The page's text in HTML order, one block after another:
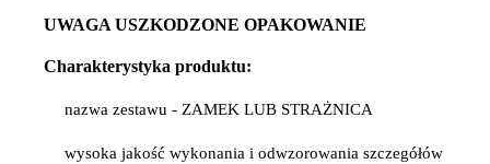
UWAGA USZKODZONE OPAKOWANIE
Charakterystyka produktu:
nazwa zestawu - ZAMEK LUB STRAŻNICA
wysoka jakość wykonania i odwzorowania szczegółów